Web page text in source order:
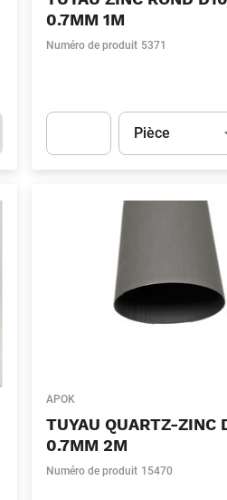
0.7MM 1M
Numéro de produit 5371
Unité
Pièce
APOK
TUYAU QUARTZ-ZINC
0.7MM 2M
Numéro de produit 15470